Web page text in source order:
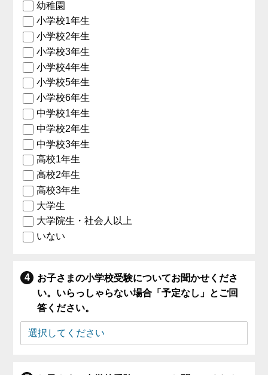
幼稚園
小学校1年生
小学校2年生
小学校3年生
小学校4年生
小学校5年生
小学校6年生
中学校1年生
中学校2年生
中学校3年生
高校1年生
高校2年生
高校3年生
大学生
大学院生・社会人以上
いない
お子さまの小学校受験についてお聞かせくださ
い。いらっしゃらない場合「予定なし」とご回
答ください。